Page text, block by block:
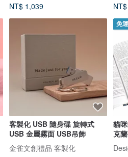
NT$ 1,039
客製化 USB 隨身碟 旋轉式
USB 金屬霧面 USB吊飾
金雀文創禮品 客製化
免
貓
克